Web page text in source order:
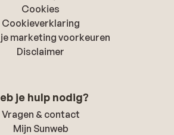
Cookies
Cookieverklaring
marketing voorkeuren
Disclaimer
je hulp nodig?
Vragen & contact
Mijn Sunweb